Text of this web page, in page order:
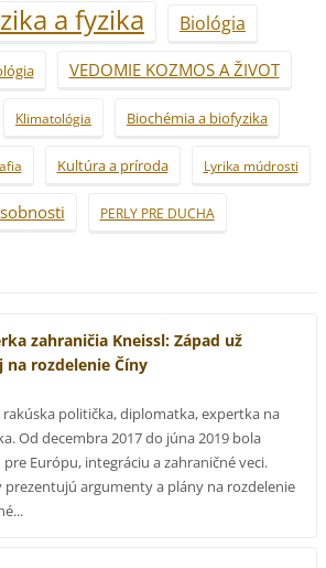
a fyzika Biológia
VEDOMIE KOZMOS A ŽIVOT
Klimatológia Biochémia a biofyzika
Kultúra a príroda Lyrika múdrosti
PERLY PRE DUCHA
zahraničia Kneissl: Západ už
rozdelenie Číny
rakúska politička, diplomatka, expertka na
Od decembra 2017 do júna 2019 bola
Európu, integráciu a zahraničné veci.
prezentujú argumenty a plány na rozdelenie